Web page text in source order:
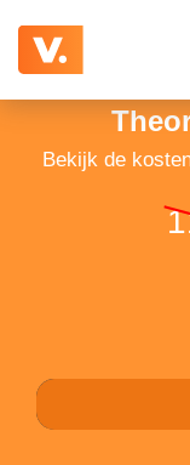
Bekijk de